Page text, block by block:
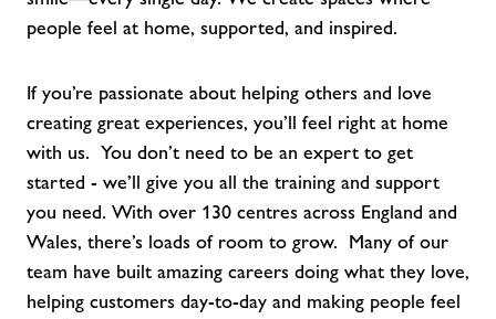
people feel at home, supported, and inspired.
If you’re passionate about helping others and love
creating great experiences, you’ll feel right at home
with us. You don’t need to be an expert to get
started - we’ll give you all the training and support
you need. With over 130 centres across England and
Wales, there’s loads of room to grow. Many of our
team have built amazing careers doing what they love,
helping customers day-to-day and making people feel